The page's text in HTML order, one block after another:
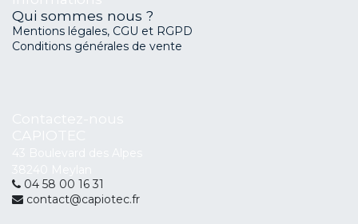
Qui sommes nous ?
Mentions légales, CGU et RGPD
Conditions générales de vente
04 58 00 16 31
contact@capiotec.fr